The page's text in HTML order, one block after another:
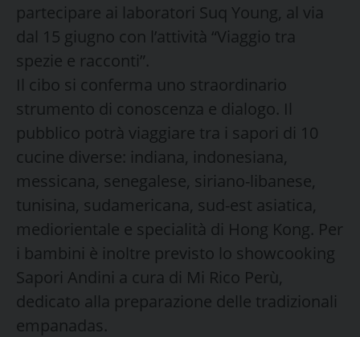
partecipare ai laboratori Suq Young, al via
dal 15 giugno con l’attività “Viaggio tra
spezie e racconti”.
Il cibo si conferma uno straordinario
strumento di conoscenza e dialogo. Il
pubblico potrà viaggiare tra i sapori di 10
cucine diverse: indiana, indonesiana,
messicana, senegalese, siriano-libanese,
tunisina, sudamericana, sud-est asiatica,
mediorientale e specialità di Hong Kong. Per
i bambini è inoltre previsto lo showcooking
Sapori Andini a cura di Mi Rico Perù,
dedicato alla preparazione delle tradizionali
empanadas.